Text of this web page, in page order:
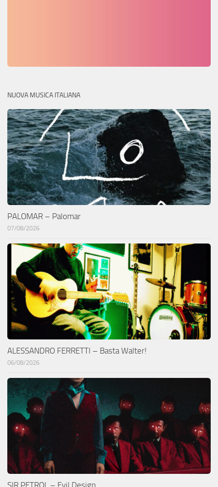
NUOVA MUSICA ITALIANA
PALOMAR – Palomar
07/08/2026
ALESSANDRO FERRETTI – Basta Walter!
06/08/2026
SIR PETROL – Evil Design